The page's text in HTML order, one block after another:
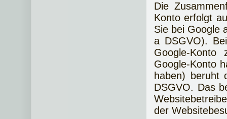
Die
Konto erfolgt
Sie bei Google
a DSGVO).
Google-
Google-Konto
haben)
DSGVO. Das
der